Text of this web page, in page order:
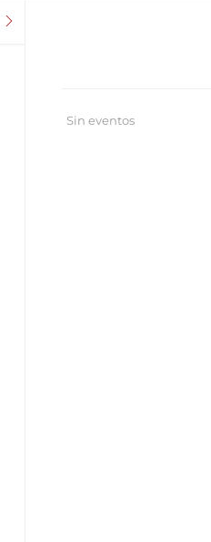
Sin eventos